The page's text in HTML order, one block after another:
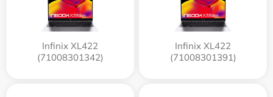
Infinix XL422
(71008301342)
Infinix XL422
(71008301391)